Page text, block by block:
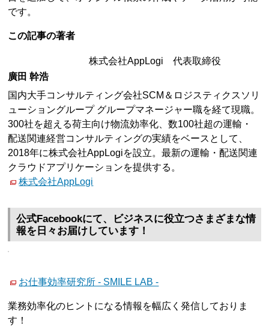
です。
この記事の著者
株式会社AppLogi 代表取締役
廣田 幹浩
国内大手コンサルティング会社SCM＆ロジスティクスソリ
ューショングループ グループマネージャー職を経て現職。
300社を超える荷主向け物流効率化、数100社超の運輸・
配送関連経営コンサルティングの実績をベースとして、
2018年に株式会社AppLogiを設立。最新の運輸・配送関連
クラウドアプリケーションを提供する。
株式会社AppLogi
公式Facebookにて、ビジネスに役立つさまざまな情
報を日々お届けしています！
お仕事効率研究所 - SMILE LAB -
業務効率化のヒントになる情報を幅広く発信しておりま
す！